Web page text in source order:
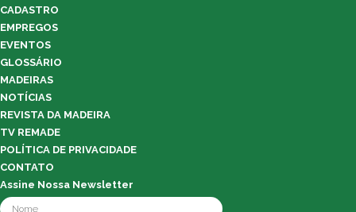
CADASTRO
EMPREGOS
EVENTOS
GLOSSÁRIO
MADEIRAS
NOTÍCIAS
REVISTA DA MADEIRA
TV REMADE
POLÍTICA DE PRIVACIDADE
CONTATO
Assine Nossa Newsletter